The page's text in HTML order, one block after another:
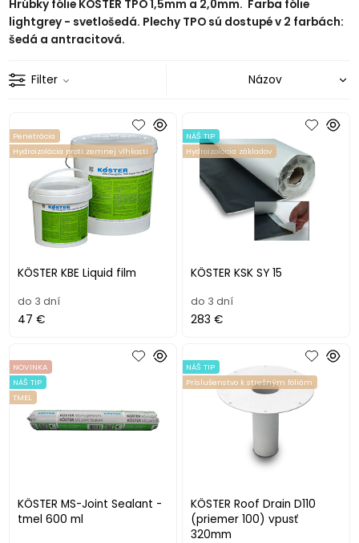
Hrúbky fólie KÖSTER TPO 1,5mm a 2,0mm. Farba fólie
lightgrey - svetlošedá. Plechy TPO sú dostupé v 2 farbách:
šedá a antracitová.
Filter
KÖSTER KBE Liquid film
Penetrácia
Hydroizolácia proti zemnej vlhkosti
do 3 dní
47 €
KÖSTER KSK SY 15
NÁŠ TIP
Hydroizolácia základov
do 3 dní
283 €
KÖSTER MS-Joint Sealant -
tmel 600 ml
NOVINKA
NÁŠ TIP
TMEL
KÖSTER Roof Drain D110
(priemer 100) vpusť
320mm
NÁŠ TIP
Príslušenstvo k strešným fóliám